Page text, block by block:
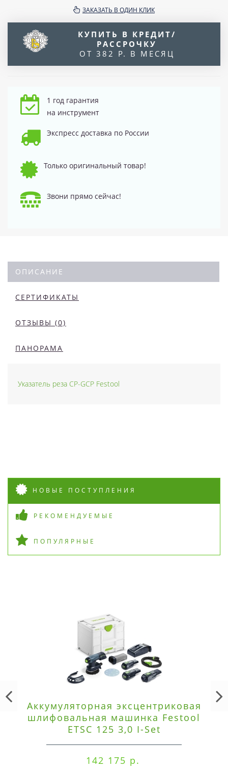
ЗАКАЗАТЬ В ОДИН КЛИК
КУПИТЬ В КРЕДИТ/
РАССРОЧКУ
ОТ 382 Р. В МЕСЯЦ
1 год гарантия
на инструмент
Экспресс доставка по России
Только оригинальный товар!
Звони прямо сейчас!
ОПИСАНИЕ
СЕРТИФИКАТЫ
ОТЗЫВЫ (0)
ПАНОРАМА
Указатель реза CP-GCP Festool
НОВЫЕ ПОСТУПЛЕНИЯ
РЕКОМЕНДУЕМЫЕ
ПОПУЛЯРНЫЕ
Аккумуляторная эксцентриковая
шлифовальная машинка Festool
ETSC 125 3,0 I-Set
142 175 р.